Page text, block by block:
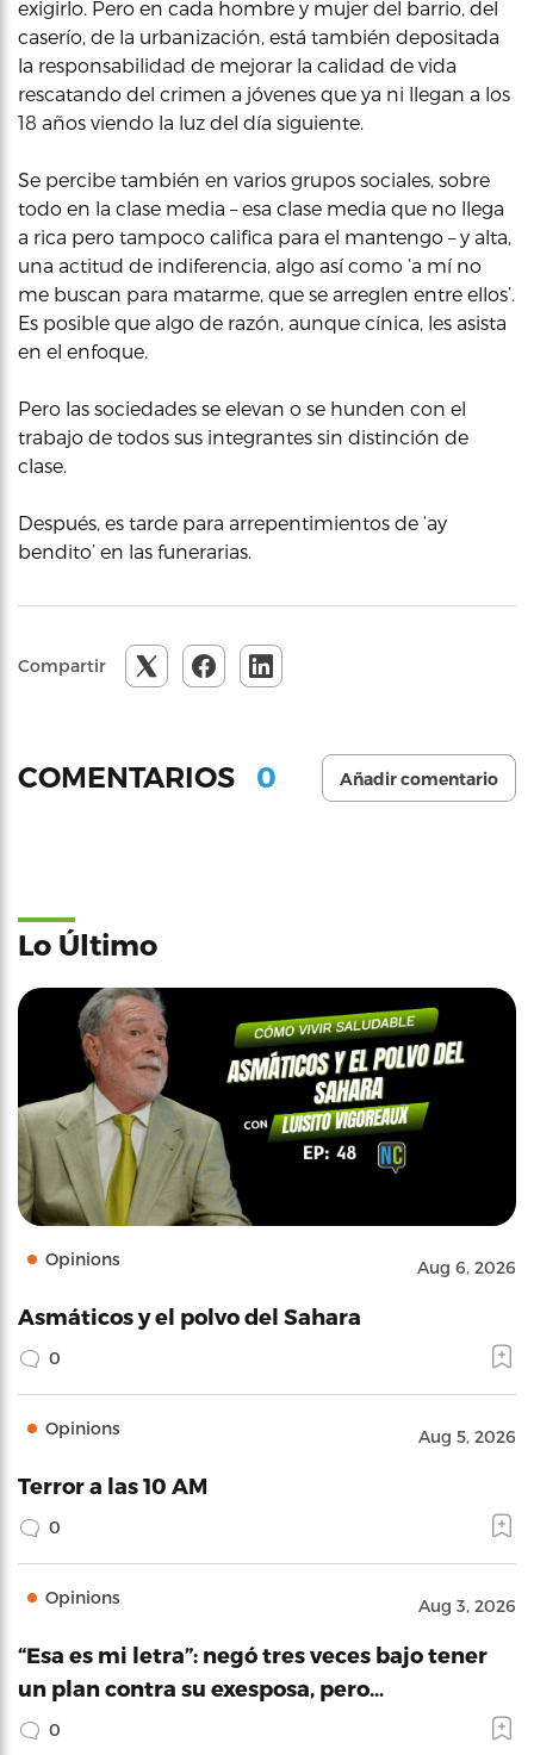
exigirlo. Pero en cada hombre y mujer del barrio, del
caserío, de la urbanización, está también depositada
la responsabilidad de mejorar la calidad de vida
rescatando del crimen a jóvenes que ya ni llegan a los
18 años viendo la luz del día siguiente.
Se percibe también en varios grupos sociales, sobre
todo en la clase media – esa clase media que no llega
a rica pero tampoco califica para el mantengo – y alta,
una actitud de indiferencia, algo así como ‘a mí no
me buscan para matarme, que se arreglen entre ellos’.
Es posible que algo de razón, aunque cínica, les asista
en el enfoque.
Pero las sociedades se elevan o se hunden con el
trabajo de todos sus integrantes sin distinción de
clase.
Después, es tarde para arrepentimientos de ‘ay
bendito’ en las funerarias.
Compartir
COMENTARIOS 0 Añadir comentario
Lo Último
Opinions Aug 6, 2026
Asmáticos y el polvo del Sahara
0
Opinions Aug 5, 2026
Terror a las 10 AM
0
Opinions Aug 3, 2026
“Esa es mi letra”: negó tres veces bajo tener
un plan contra su exesposa, pero…
0